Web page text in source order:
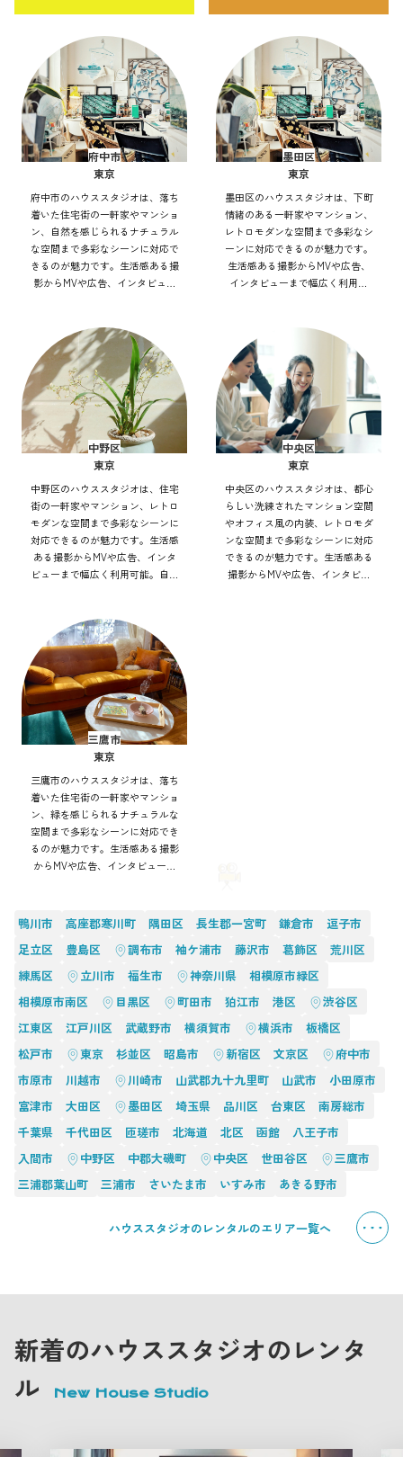
ス性の良さも強みです。
模撮影にも対応できます。
府中市
東京
府中市のハウススタジオは、落ち
着いた住宅街の一軒家やマンショ
ン、自然を感じられるナチュラル
な空間まで多彩なシーンに対応で
きるのが魅力です。生活感ある撮
影からMVや広告、インタビュー
セス良好で効率的にバリエーショ
ン豊かな撮影を実現できます。
墨田区
東京
墨田区のハウススタジオは、下町
情緒のある一軒家やマンション、
レトロモダンな空間まで多彩なシ
ーンに対応できるのが魅力です。
生活感ある撮影からMVや広告、
インタビューまで幅広く利用可
にバリエーション豊かな撮影を実
中野区
東京
中野区のハウススタジオは、住宅
街の一軒家やマンション、レトロ
モダンな空間まで多彩なシーンに
対応できるのが魅力です。生活感
ある撮影からMVや広告、インタ
ビューまで幅広く利用可能。自然
ション豊かな撮影を実現できま
す。
中央区
東京
中央区のハウススタジオは、都心
らしい洗練されたマンション空間
やオフィス風の内装、レトロモダ
ンな空間まで多彩なシーンに対応
できるのが魅力です。生活感ある
撮影からMVや広告、インタビュ
三鷹市
東京
三鷹市のハウススタジオは、落ち
着いた住宅街の一軒家やマンショ
ン、緑を感じられるナチュラルな
空間まで多彩なシーンに対応でき
るのが魅力です。生活感ある撮影
からMVや広告、インタビューま
ス良好で効率的にバリエーション
豊かな撮影を実現できます。
鴨川市 高座郡寒川町 隅田区 長生郡一宮町 鎌倉市
逗子市
足立区
豊島区 調布市 袖ケ浦市 藤沢市 葛飾区
荒川区
練馬区
立川市 福生市 神奈川県
相模原市緑区
相模原市南区
目黒区 町田市 狛江市 港区
渋谷区
江東区
江戸川区 武蔵野市 横須賀市 横浜市
板橋区
松戸市
東京 杉並区 昭島市 新宿区 文京区
府中市
市原市
川越市 川崎市 山武郡九十九里町 山武市
小田原市
富津市
大田区 墨田区 埼玉県 品川区 台東区
南房総市
千葉県
千代田区 匝瑳市 北海道 北区 函館
八王子市
入間市
中野区 中郡大磯町 中央区 世田谷区
三鷹市
三浦郡葉山町
三浦市 さいたま市 いすみ市 あきる野市
ハウススタジオのレンタルのエリア一覧へ
新着のハウススタジオのレンタ
ル
New House Studio